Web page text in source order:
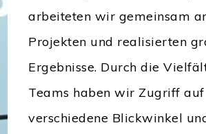
arbeiteten wir gemeinsam
Projekten und realisierten
Ergebnisse. Durch die
Teams haben wir Zugriff auf
verschiedene Blickwinkel